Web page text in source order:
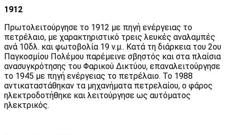
1912
Πρωτολειτούργησε το 1912 με πηγή ενέργειας το
πετρέλαιο, με χαρακτηριστικό τρεις λευκές αναλαμπές
ανά 10δλ. και φωτοβολία 19 ν.μ.. Κατά τη διάρκεια του 2ου
Παγκοσμίου Πολέμου παρέμεινε σβηστός και στα πλαίσια
ανασυγκρότησης του Φαρικού Δικτύου, επαναλειτούργησε
το 1945 με πηγή ενέργειας το πετρέλαιο. Το 1988
αντικαταστάθηκαν τα μηχανήματα πετρελαίου, ο φάρος
ηλεκτροδοτήθηκε και λειτούργησε ως αυτόματος
ηλεκτρικός.